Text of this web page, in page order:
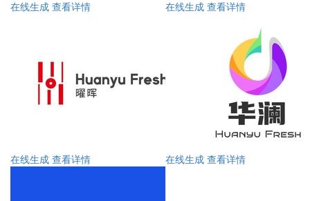
在线生成 查看详情 在线生成 查看详情
在线生成 查看详情 在线生成 查看详情